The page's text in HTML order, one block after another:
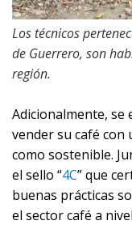
Los técnicos
de Guerrero, son
región.
Adicionalmente, se
vender su café con
como sostenible.
el sello “4C” que
buenas prácticas
el sector café a